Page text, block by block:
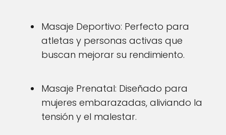
Masaje Deportivo: Perfecto para
atletas y personas activas que
buscan mejorar su rendimiento.
Masaje Prenatal: Diseñado para
mujeres embarazadas, aliviando la
tensión y el malestar.